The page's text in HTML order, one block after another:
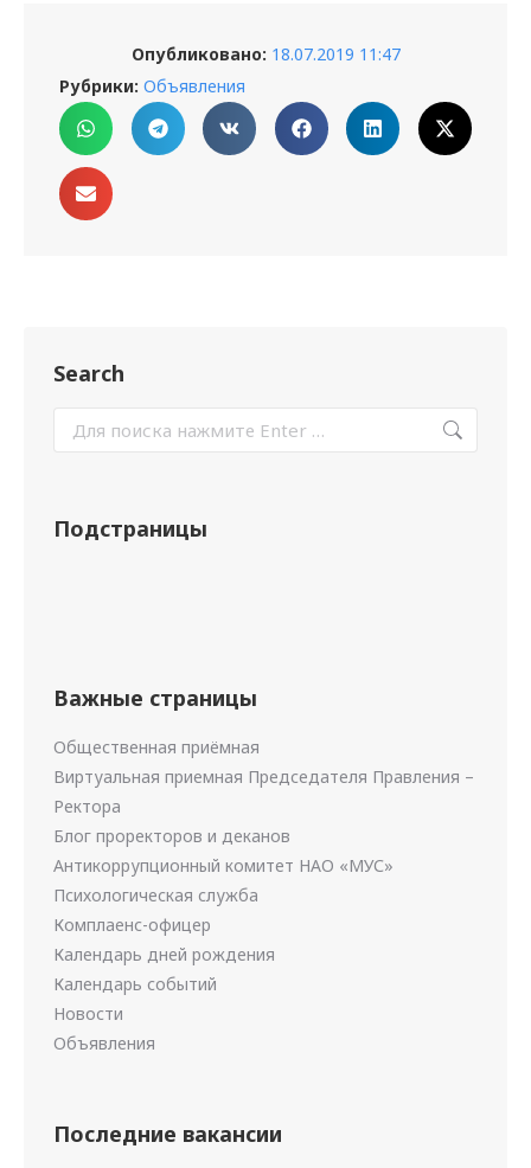
Опубликовано: 18.07.2019 11:47
Рубрики: Объявления
Search
Подстраницы
Важные страницы
Общественная приёмная
Виртуальная приемная Председателя Правления –
Ректора
Блог проректоров и деканов
Антикоррупционный комитет НАО «МУС»
Психологическая служба
Комплаенс-офицер
Календарь дней рождения
Календарь событий
Новости
Объявления
Последние вакансии